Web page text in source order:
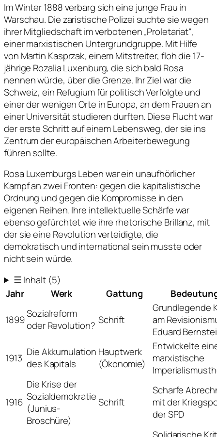
Im Winter 1888 verbarg sich eine junge Frau in
Warschau. Die zaristische Polizei suchte sie wegen
ihrer Mitgliedschaft im verbotenen „Proletariat“,
einer marxistischen Untergrundgruppe. Mit Hilfe
von Martin Kasprzak, einem Mitstreiter, floh die 17-
jährige Rozalia Luxenburg, die sich bald Rosa
nennen würde, über die Grenze. Ihr Ziel war die
Schweiz, ein Refugium für politisch Verfolgte und
einer der wenigen Orte in Europa, an dem Frauen an
einer Universität studieren durften. Diese Flucht war
der erste Schritt auf einem Lebensweg, der sie ins
Zentrum der europäischen Arbeiterbewegung
führen sollte.
Rosa Luxemburgs Leben war ein unaufhörlicher
Kampf an zwei Fronten: gegen die kapitalistische
Ordnung und gegen die Kompromisse in den
eigenen Reihen. Ihre intellektuelle Schärfe war
ebenso gefürchtet wie ihre rhetorische Brillanz, mit
der sie eine Revolution verteidigte, die
demokratisch und international sein musste oder
nicht sein würde.
☰Inhalt (5)
Jahr
Werk Gattung
1899Sozialreform
oder Revolution? Schrift
Grundlegende
am
Eduard
1913 Die Akkumulation
des Kapitals
Hauptwerk
(Ökonomie)
Entwickelte
marxistische
1916
Die Krise der
Sozialdemokratie
(Junius-
Broschüre)
Schrift
Scharfe
mit der
der SPD